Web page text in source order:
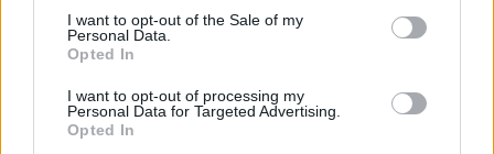
consent section.
I want to opt-out of the Sale of my
Personal Data.
Opted In
I want to opt-out of processing my
Personal Data for Targeted Advertising.
Opted In